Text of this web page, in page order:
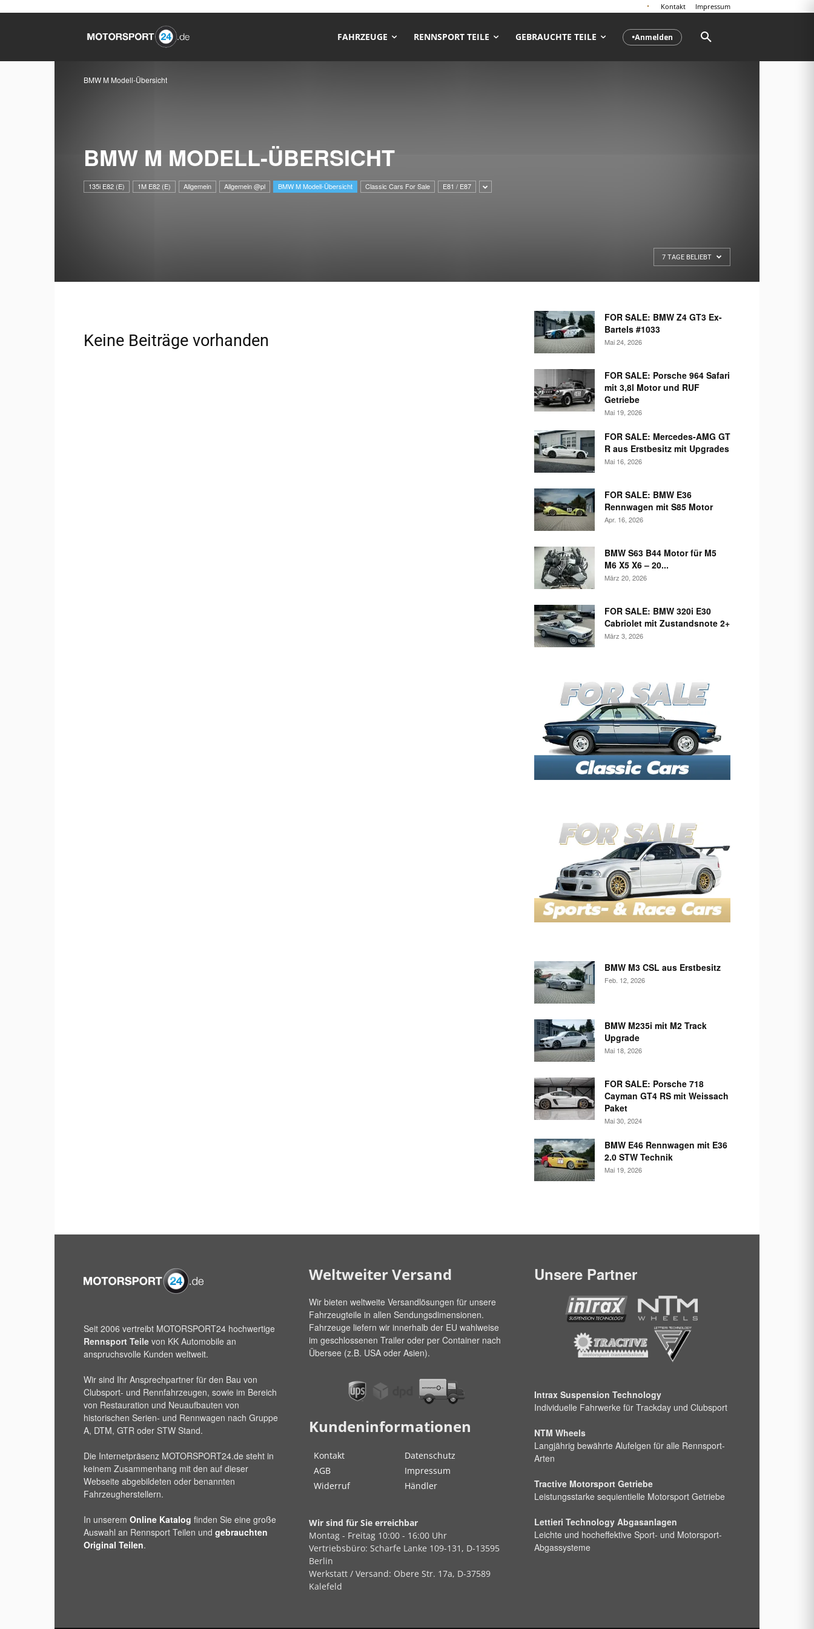
Kontakt Impressum
●Anmelden
FAHRZEUGE RENNSPORT TEILE GEBRAUCHTE TEILE
BMW M Modell-Übersicht
BMW M MODELL-ÜBERSICHT
135i E82 (E) 1M E82 (E) Allgemein Allgemein @pl BMW M Modell-Übersicht Classic Cars For Sale E81 / E87
7 TAGE BELIEBT
Keine Beiträge vorhanden
FOR SALE: BMW Z4 GT3 Ex-
Bartels #1033
Mai 24, 2026
FOR SALE: Porsche 964 Safari
mit 3,8l Motor und RUF
Getriebe
Mai 19, 2026
FOR SALE: Mercedes-AMG GT
R aus Erstbesitz mit Upgrades
Mai 16, 2026
FOR SALE: BMW E36
Rennwagen mit S85 Motor
Apr. 16, 2026
BMW S63 B44 Motor für M5
M6 X5 X6 – 20...
März 20, 2026
FOR SALE: BMW 320i E30
Cabriolet mit Zustandsnote 2+
März 3, 2026
BMW M3 CSL aus Erstbesitz
Feb. 12, 2026
BMW M235i mit M2 Track
Upgrade
Mai 18, 2026
FOR SALE: Porsche 718
Cayman GT4 RS mit Weissach
Paket
Mai 30, 2024
BMW E46 Rennwagen mit E36
2.0 STW Technik
Mai 19, 2026
Seit 2006 vertreibt MOTORSPORT24 hochwertige
Rennsport Teile von KK Automobile an
anspruchsvolle Kunden weltweit.
Wir sind Ihr Ansprechpartner für den Bau von
Clubsport- und Rennfahrzeugen, sowie im Bereich
von Restauration und Neuaufbauten von
historischen Serien- und Rennwagen nach Gruppe
A, DTM, GTR oder STW Stand.
Die Internetpräsenz MOTORSPORT24.de steht in
keinem Zusammenhang mit den auf dieser
Webseite abgebildeten oder benannten
Fahrzeugherstellern.
In unserem Online Katalog finden Sie eine große
Auswahl an Rennsport Teilen und gebrauchten
Original Teilen.
Weltweiter Versand
Wir bieten weltweite Versandlösungen für unsere
Fahrzeugteile in allen Sendungsdimensionen.
Fahrzeuge liefern wir innerhalb der EU wahlweise
im geschlossenen Trailer oder per Container nach
Übersee (z.B. USA oder Asien).
Kundeninformationen
Kontakt
Datenschutz
AGB
Impressum
Widerruf
Händler
Wir sind für Sie erreichbar
Montag - Freitag 10:00 - 16:00 Uhr
Vertriebsbüro: Scharfe Lanke 109-131, D-13595
Berlin
Werkstatt / Versand: Obere Str. 17a, D-37589
Kalefeld
Unsere Partner
Intrax Suspension Technology
Individuelle Fahrwerke für Trackday und Clubsport
NTM Wheels
Langjährig bewährte Alufelgen für alle Rennsport-
Arten
Tractive Motorsport Getriebe
Leistungsstarke sequientielle Motorsport Getriebe
Lettieri Technology Abgasanlagen
Leichte und hocheffektive Sport- und Motorsport-
Abgassysteme